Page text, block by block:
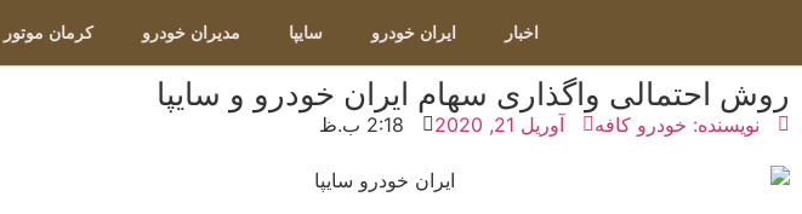
اخبار ایران خودرو سایپا مدیران خودرو کرمان موتور
روش احتمالی واگذاری سهام ایران خودرو و سایپا
نویسنده: خودرو کافه آوریل 21, 2020 2:18 ب.ظ